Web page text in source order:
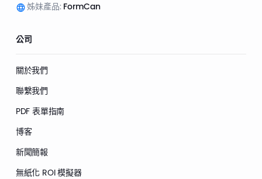
姊妹產品: FormCan
公司
關於我們
聯繫我們
PDF 表單指南
博客
新聞簡報
無紙化 ROI 模擬器